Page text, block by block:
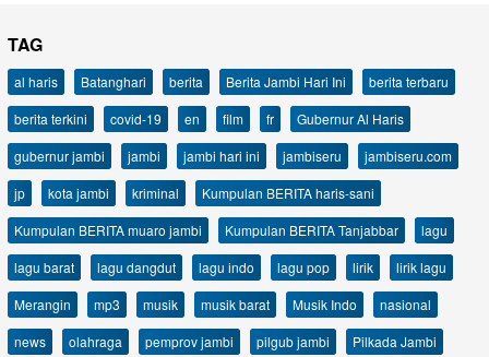
TAG
al haris Batanghari berita Berita Jambi Hari Ini
berita terbaru
berita terkini
covid-19 en film fr
Gubernur Al Haris
gubernur jambi
jambi jambi hari ini jambiseru
jambiseru.com
jp
kota jambi kriminal
Kumpulan BERITA haris-sani
Kumpulan BERITA muaro jambi
Kumpulan BERITA Tanjabbar
lagu
lagu barat
lagu dangdut lagu indo lagu pop lirik
lirik lagu
Merangin
mp3 musik musik barat Musik Indo
nasional
news
olahraga pemprov jambi pilgub jambi
Pilkada Jambi